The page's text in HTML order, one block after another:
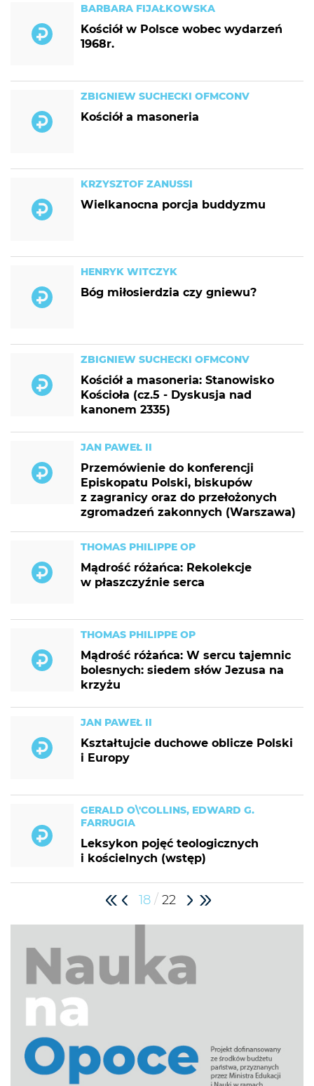
BARBARA FIJAŁKOWSKA
Kościół w Polsce wobec wydarzeń
1968r.
ZBIGNIEW SUCHECKI OFMCONV
Kościół a masoneria
KRZYSZTOF ZANUSSI
Wielkanocna porcja buddyzmu
HENRYK WITCZYK
Bóg miłosierdzia czy gniewu?
ZBIGNIEW SUCHECKI OFMCONV
Kościół a masoneria: Stanowisko
Kościoła (cz.5 - Dyskusja nad
kanonem 2335)
JAN PAWEŁ II
Przemówienie do konferencji
Episkopatu Polski, biskupów
z zagranicy oraz do przełożonych
zgromadzeń zakonnych (Warszawa)
THOMAS PHILIPPE OP
Mądrość różańca: Rekolekcje
w płaszczyźnie serca
THOMAS PHILIPPE OP
Mądrość różańca: W sercu tajemnic
bolesnych: siedem słów Jezusa na
krzyżu
JAN PAWEŁ II
Kształtujcie duchowe oblicze Polski
i Europy
GERALD O\'COLLINS, EDWARD G.
FARRUGIA
Leksykon pojęć teologicznych
i kościelnych (wstęp)
18 / 22